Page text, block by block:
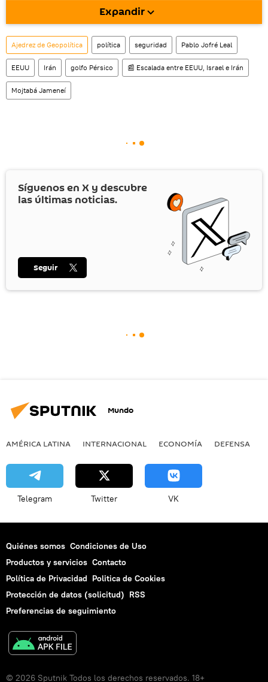
Expandir
Ajedrez de Geopolítica política seguridad Pablo Jofré Leal
EEUU Irán golfo Pérsico 📰 Escalada entre EEUU, Israel e Irán
Mojtabá Jameneí
Síguenos en X y descubre
las últimas noticias.
Seguir
Mundo
AMÉRICA LATINA INTERNACIONAL ECONOMÍA DEFENSA
Telegram Twitter VK
Quiénes somos Condiciones de Uso
Productos y servicios Contacto
Política de Privacidad Politica de Cookies
Protección de datos (solicitud) RSS
Preferencias de seguimiento
© 2026 Sputnik Todos los derechos reservados. 18+